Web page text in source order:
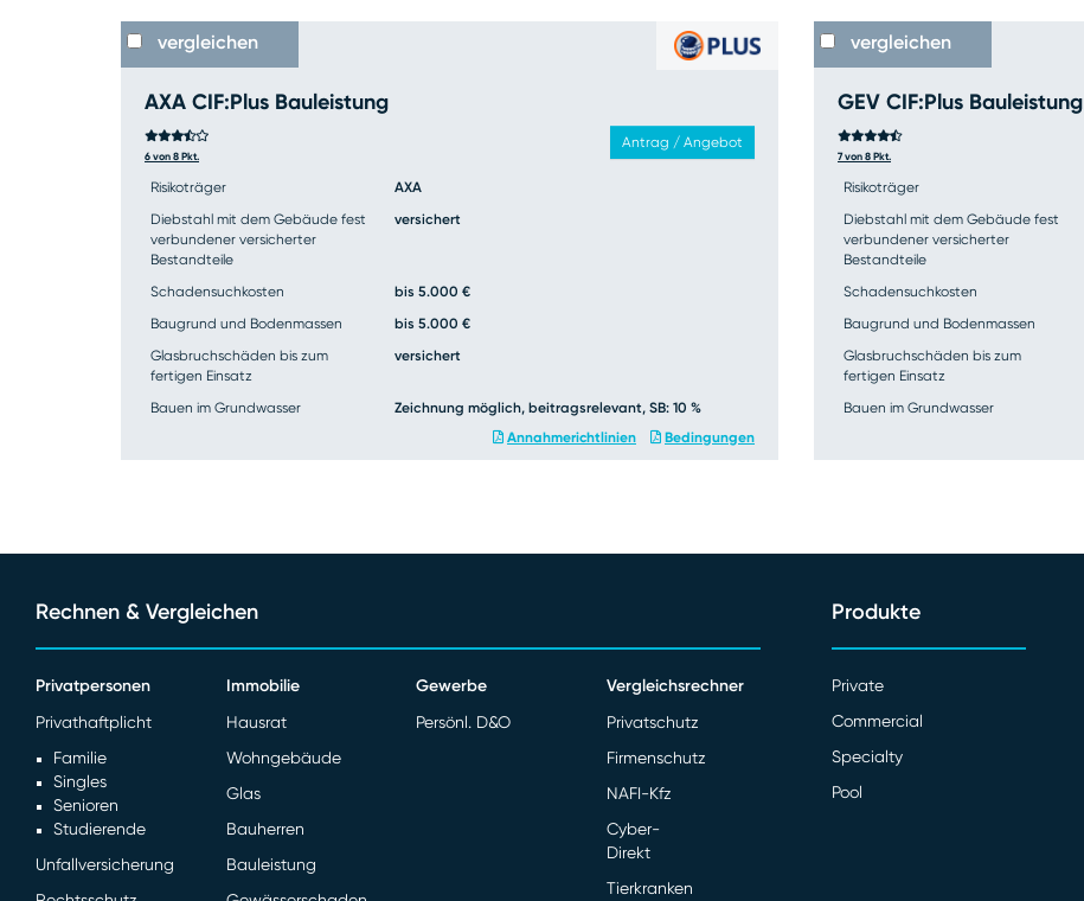
vergleichen
AXA CIF:Plus Bauleistung
6 von 8 Pkt.
Antrag / Angebot
Risikoträger
AXA
Diebstahl mit dem Gebäude fest
verbundener versicherter
Bestandteile
versichert
Schadensuchkosten
bis 5.000 €
Baugrund und Bodenmassen
bis 5.000 €
Glasbruchschäden bis zum
fertigen Einsatz
versichert
Bauen im Grundwasser
Zeichnung möglich, beitragsrelevant, SB: 10 %
Annahmerichtlinien
Bedingungen
vergleichen
GEV CIF:Plus Bauleistung
7 von 8 Pkt.
Risikoträger
Diebstahl mit dem Gebäude fest
verbundener versicherter
Bestandteile
Schadensuchkosten
Baugrund und Bodenmassen
Glasbruchschäden bis zum
fertigen Einsatz
Bauen im Grundwasser
Rechnen & Vergleichen
Privatpersonen
Privathaftplicht
Familie
Singles
Senioren
Studierende
Unfallversicherung
Immobilie
Hausrat
Wohngebäude
Glas
Bauherren
Bauleistung
Gewerbe
Persönl. D&O
Vergleichsrechner
Privatschutz
Firmenschutz
NAFI-Kfz
Cyber-
Direkt
Tierkranken
Produkte
Private
Commercial
Specialty
Pool